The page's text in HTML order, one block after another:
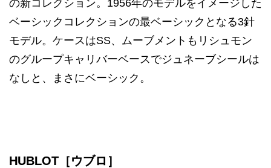
の新コレクション。1956年のモデルをイメージした
ベーシックコレクションの最ベーシックとなる3針
モデル。ケースはSS、ムーブメントもリシュモン
のグループキャリバーベースでジュネーブシールは
なしと、まさにベーシック。
HUBLOT［ウブロ］